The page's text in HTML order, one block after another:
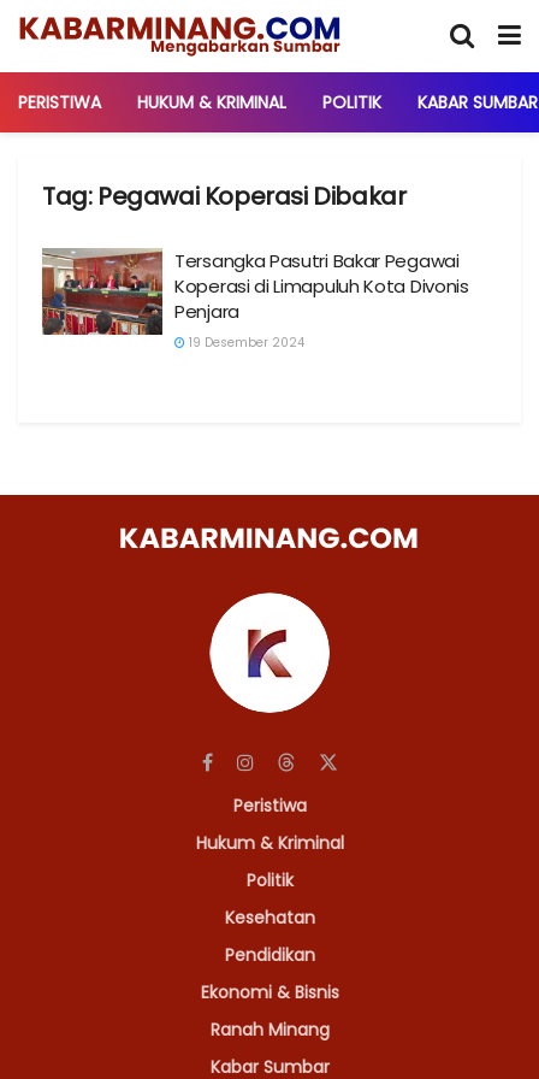
PERISTIWA HUKUM & KRIMINAL POLITIK KABAR SUMBAR
Tag: Pegawai Koperasi Dibakar
Tersangka Pasutri Bakar Pegawai
Koperasi di Limapuluh Kota Divonis
Penjara
19 Desember 2024
Peristiwa
Hukum & Kriminal
Politik
Kesehatan
Pendidikan
Ekonomi & Bisnis
Ranah Minang
Kabar Sumbar